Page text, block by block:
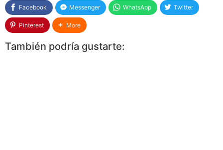
Facebook Messenger WhatsApp Twitter
Pinterest More
También podría gustarte: